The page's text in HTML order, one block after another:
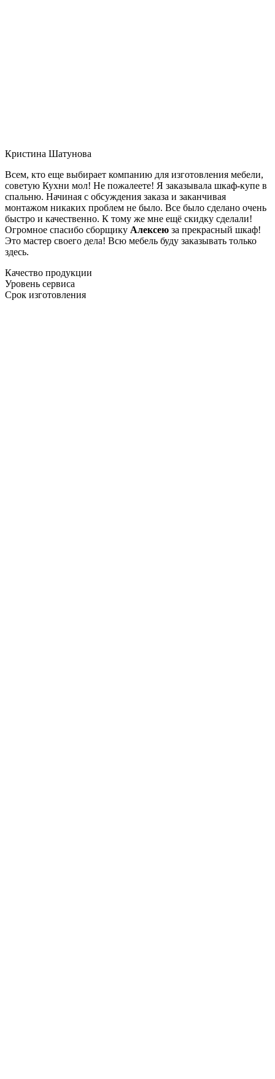
Кристина Шатунова
Всем, кто еще выбирает компанию для изготовления мебели,
советую Кухни мол! Не пожалеете! Я заказывала шкаф-купе в
спальню. Начиная с обсуждения заказа и заканчивая
монтажом никаких проблем не было. Все было сделано очень
быстро и качественно. К тому же мне ещё скидку сделали!
Огромное спасибо сборщику Алексею за прекрасный шкаф!
Это мастер своего дела! Всю мебель буду заказывать только
здесь.
Качество продукции
Уровень сервиса
Срок изготовления